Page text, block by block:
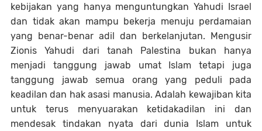
kebijakan yang hanya menguntungkan Yahudi Israel
dan tidak akan mampu bekerja menuju perdamaian
yang benar-benar adil dan berkelanjutan. Mengusir
Zionis Yahudi dari tanah Palestina bukan hanya
menjadi tanggung jawab umat Islam tetapi juga
tanggung jawab semua orang yang peduli pada
keadilan dan hak asasi manusia. Adalah kewajiban kita
untuk terus menyuarakan ketidakadilan ini dan
mendesak tindakan nyata dari dunia Islam untuk